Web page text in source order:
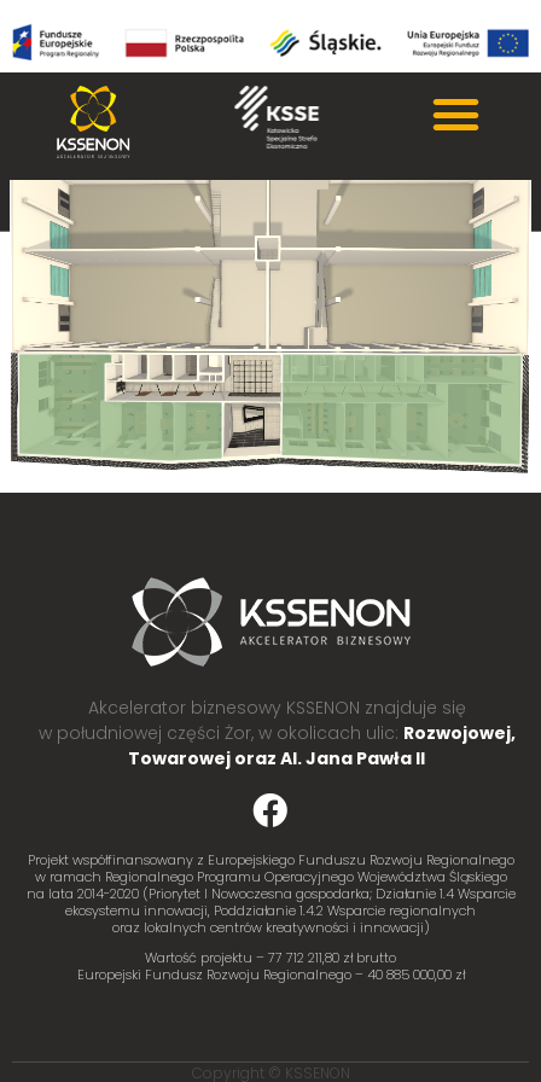
Akcelerator biznesowy KSSENON znajduje się
w południowej części Żor, w okolicach ulic: Rozwojowej,
Towarowej oraz Al. Jana Pawła II
Projekt współfinansowany z Europejskiego Funduszu Rozwoju Regionalnego
w ramach Regionalnego Programu Operacyjnego Województwa Śląskiego
na lata 2014-2020 (Priorytet I Nowoczesna gospodarka; Działanie 1.4 Wsparcie
ekosystemu innowacji, Poddziałanie 1.4.2 Wsparcie regionalnych
oraz lokalnych centrów kreatywności i innowacji)
Wartość projektu – 77 712 211,80 zł brutto
Europejski Fundusz Rozwoju Regionalnego – 40 885 000,00 zł
Copyright © KSSENON